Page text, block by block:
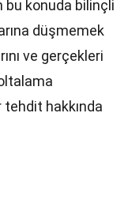
bu konuda bilinçli
düşmemek
ve gerçekleri
tehdit hakkında